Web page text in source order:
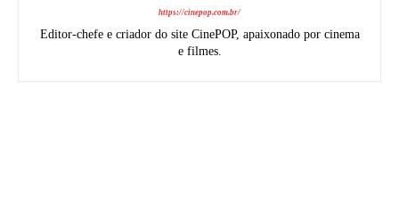
https://cinepop.com.br/
Editor-chefe e criador do site CinePOP, apaixonado por cinema
e filmes.